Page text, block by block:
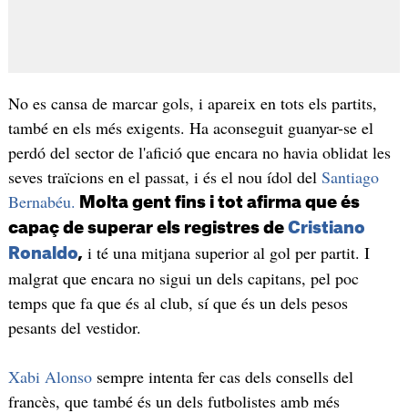
No es cansa de marcar gols, i apareix en tots els partits,
també en els més exigents. Ha aconseguit guanyar-se el
perdó del sector de l'afició que encara no havia oblidat les
seves traïcions en el passat, i és el nou ídol del Santiago
Bernabéu. Molta gent fins i tot afirma que és
capaç de superar els registres de Cristiano
Ronaldo, i té una mitjana superior al gol per partit. I
malgrat que encara no sigui un dels capitans, pel poc
temps que fa que és al club, sí que és un dels pesos
pesants del vestidor.
Xabi Alonsosempre intenta fer cas dels consells del
francès, que també és un dels futbolistes amb més